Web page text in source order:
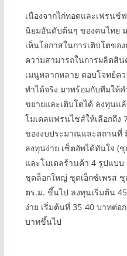
เนื่องจากไก่ทอดและเฟรนช์
นิยมอันดับต้นๆ ของคนไทย
เห็นโอกาสในการเติบโตขอ
ความสามารถในการผลิตสิ
เมนูหลากหลาย ตอบโจทย์ค
ทำได้จริง มาพร้อมกับทีมให้
ขยายและเติบโตได้ ลงทุนแ
โมเดลแฟรนไชส์ให้เลือกถึง
ของงบประมาณและสถานที่
ลงทุนง่าย เซ็ตอัพได้ทันใจ
และโมเดลร้านค้า 4 รูปแบบ
ชุดล็อกใหญ่ ชุดเอ็กซ์เพรส
ตร.ม. ขึ้นไป ลงทุนเริ่มต้น
ง่าย เริ่มต้นที่ 35-40 บาทต่อ
บาทขึ้นไป